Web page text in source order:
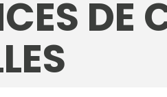
DE